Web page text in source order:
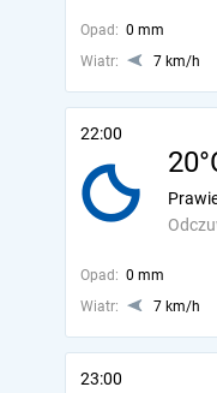
Opad: 0 mm
Wiatr:
7 km/h
22:00
Opad: 0 mm
Wiatr:
7 km/h
23:00